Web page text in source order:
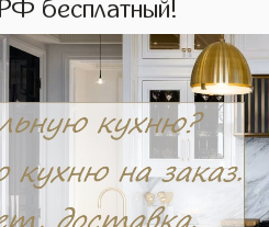
бесплатный!